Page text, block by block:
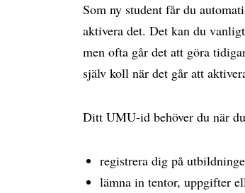
Som ny student får du
aktivera det. Det kan du
men ofta går det att göra
själv koll när det går att
Ditt UMU-id behöver du när
registrera dig på
lämna in tentor, uppgifter